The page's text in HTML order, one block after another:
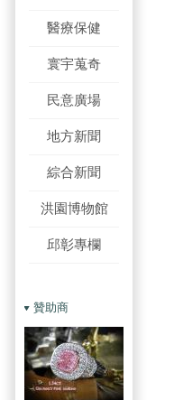
醫療保健
寰宇蒐奇
民意廣場
地方新聞
綜合新聞
洪園博物館
邱彰專欄
贊助商